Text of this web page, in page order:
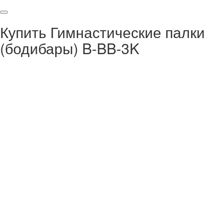
Купить Гимнастические палки
(бодибары) B-BB-3K